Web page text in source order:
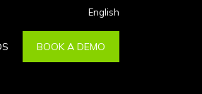
English
BOOK A DEMO